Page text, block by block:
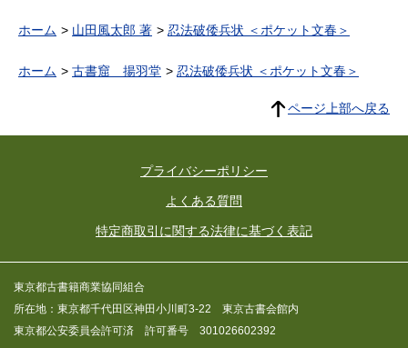
ホーム 山田風太郎 著 忍法破倭兵状 ＜ポケット文春＞
ホーム 古書窟 揚羽堂 忍法破倭兵状 ＜ポケット文春＞
ページ上部へ戻る
プライバシーポリシー
よくある質問
特定商取引に関する法律に基づく表記
東京都古書籍商業協同組合
所在地：東京都千代田区神田小川町3-22 東京古書会館内
東京都公安委員会許可済 許可番号 301026602392